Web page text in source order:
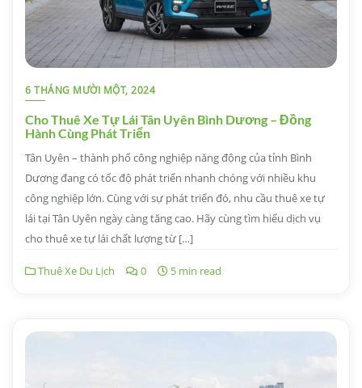
6 THÁNG MƯỜI MỘT, 2024
Cho Thuê Xe Tự Lái Tân Uyên Bình Dương – Đồng
Hành Cùng Phát Triển
Tân Uyên – thành phố công nghiệp năng động của tỉnh Bình
Dương đang có tốc độ phát triển nhanh chóng với nhiều khu
công nghiệp lớn. Cùng với sự phát triển đó, nhu cầu thuê xe tự
lái tại Tân Uyên ngày càng tăng cao. Hãy cùng tìm hiểu dịch vụ
cho thuê xe tự lái chất lượng từ […]
Thuê Xe Du Lịch 0 5 min read